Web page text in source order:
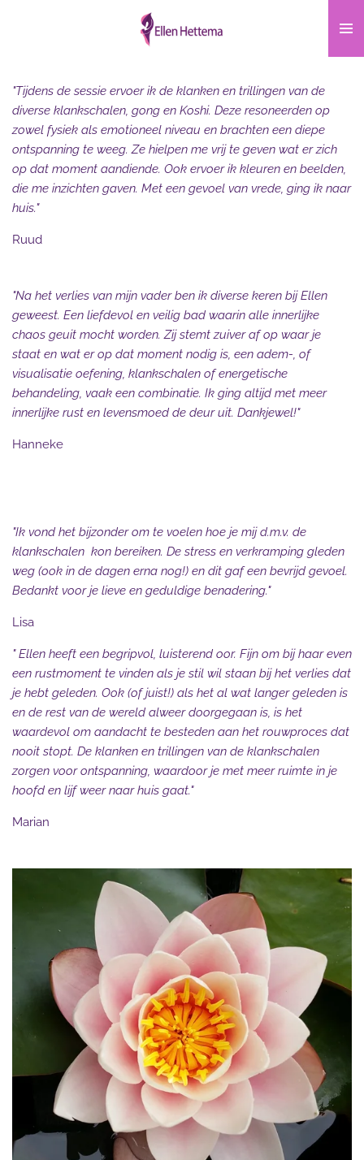
hoofdinhoud
"Tijdens de sessie ervoer ik de klanken en trillingen van de
diverse klankschalen, gong en Koshi. Deze resoneerden op
zowel fysiek als emotioneel niveau en brachten een diepe
ontspanning te weeg. Ze hielpen me vrij te geven wat er zich
op dat moment aandiende. Ook ervoer ik kleuren en beelden,
die me inzichten gaven. Met een gevoel van vrede, ging ik naar
huis."
Ruud
"Na het verlies van mijn vader ben ik diverse keren bij Ellen
geweest. Een liefdevol en veilig bad waarin alle innerlijke
chaos geuit mocht worden. Zij stemt zuiver af op waar je
staat en wat er op dat moment nodig is, een adem-, of
visualisatie oefening, klankschalen of energetische
behandeling, vaak een combinatie. Ik ging altijd met meer
innerlijke rust en levensmoed de deur uit. Dankjewel!"
Hanneke
"Ik vond het bijzonder om te voelen hoe je mij d.m.v. de
klankschalen kon bereiken. De stress en verkramping gleden
weg (ook in de dagen erna nog!) en dit gaf een bevrijd gevoel.
Bedankt voor je lieve en geduldige benadering."
Lisa
"Ellen heeft een begripvol, luisterend oor. Fijn om bij haar even
een rustmoment te vinden als je stil wil staan bij het verlies dat
je hebt geleden. Ook (of juist!) als het al wat langer geleden is
en de rest van de wereld alweer doorgegaan is, is het
waardevol om aandacht te besteden aan het rouwproces dat
nooit stopt. De klanken en trillingen van de klankschalen
zorgen voor ontspanning, waardoor je met meer ruimte in je
hoofd en lijf weer naar huis gaat."
Marian